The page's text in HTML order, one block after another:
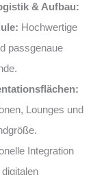
& Aufbau:
Hochwertige
passgenaue
Lounges und
Integration